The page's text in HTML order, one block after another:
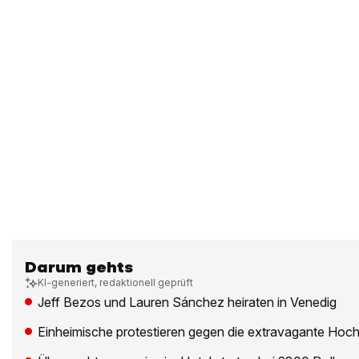
Darum gehts
KI-generiert, redaktionell geprüft
Jeff Bezos und Lauren Sánchez heiraten in Venedig
Einheimische protestieren gegen die extravagante